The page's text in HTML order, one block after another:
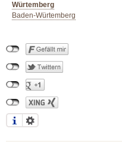
Würtemberg
Baden-Würtemberg